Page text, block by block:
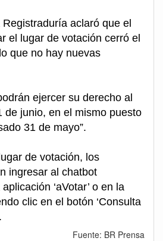
aclaró que el
el lugar de votación cerró el
que no hay nuevas
ejercer su derecho al
de junio, en el mismo puesto
31 de mayo”.
de votación, los
ingresar al chatbot
‘aVotar’ o en la
clic en el botón ‘Consulta
Fuente: BR Prensa